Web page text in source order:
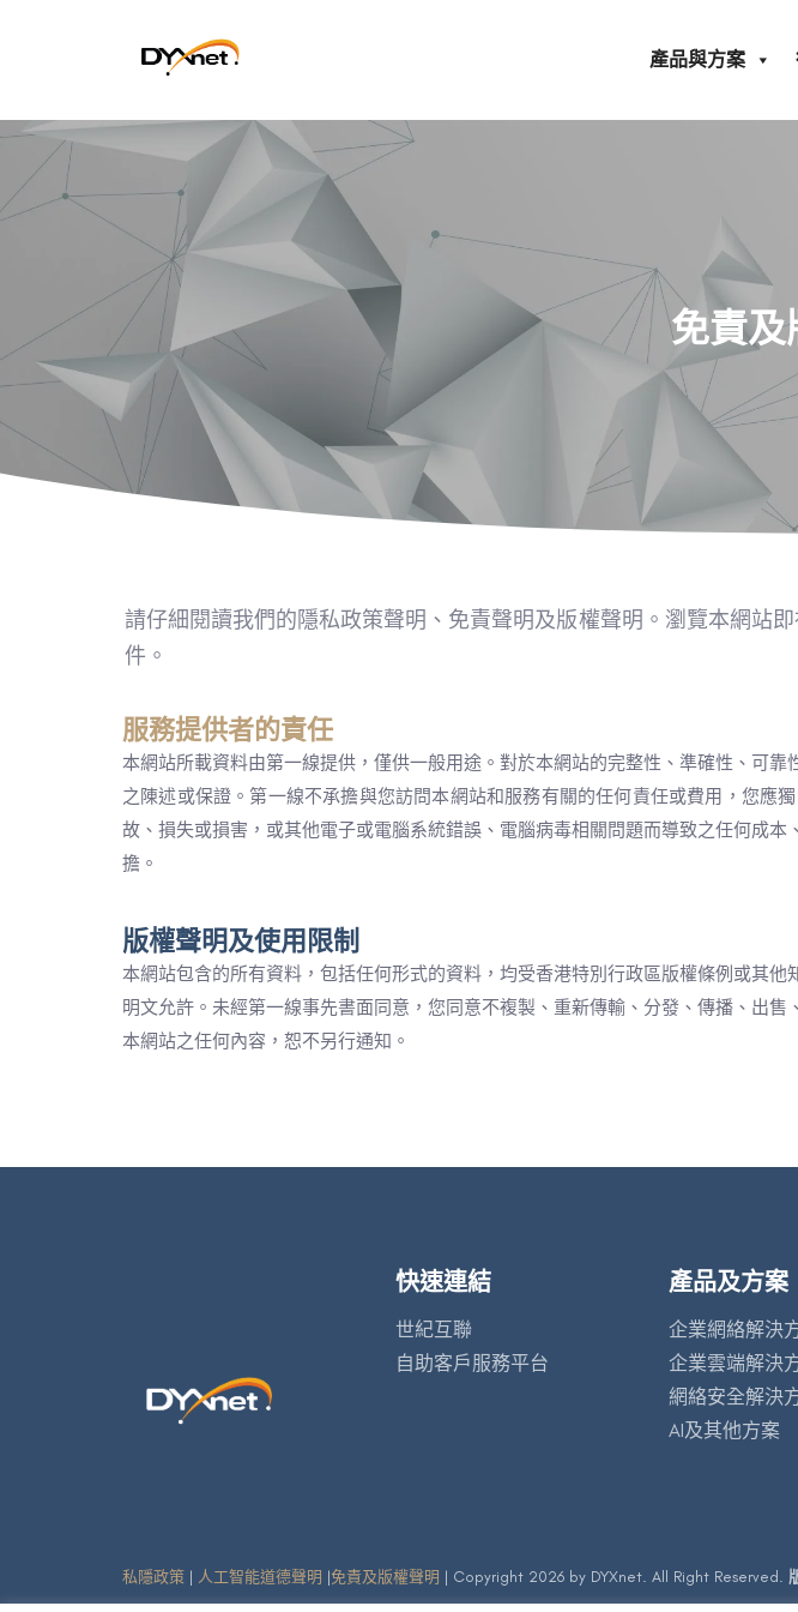
產品與方案
免責及
請仔細閱讀我們的隱私政策聲明、免責聲明及版權聲明。瀏覽本網站
件。
服務提供者的責任
本網站所載資料由第一線提供，僅供一般用途。對於本網站的完整性、準確性、可
之陳述或保證。第一線不承擔與您訪問本網站和服務有關的任何責任或費用，您應
故、損失或損害，或其他電子或電腦系統錯誤、電腦病毒相關問題而導致之任何成
擔。
版權聲明及使用限制
本網站包含的所有資料，包括任何形式的資料，均受香港特別行政區版權條例或其
明文允許。未經第一線事先書面同意，您同意不複製、重新傳輸、分發、傳播、出
本網站之任何內容，恕不另行通知。
快速連結
世紀互聯
自助客戶服務平台
產品及方案
企業網絡解決
企業雲端解決
網絡安全解決
AI及其他方案
私隱政策 | 人工智能道德聲明 |免責及版權聲明 | Copyright 2026 by DYXnet. All Right Reserved.